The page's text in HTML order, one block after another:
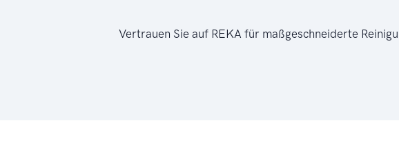
Vertrauen Sie auf REKA für maßgeschneiderte